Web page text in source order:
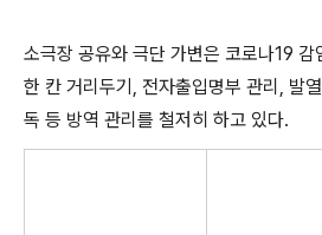
소극장 공유와 극단 가변은 코로나19 감
한 칸 거리두기 , 전자출입명부 관리 , 발
독 등 방역 관리를 철저히 하고 있다.